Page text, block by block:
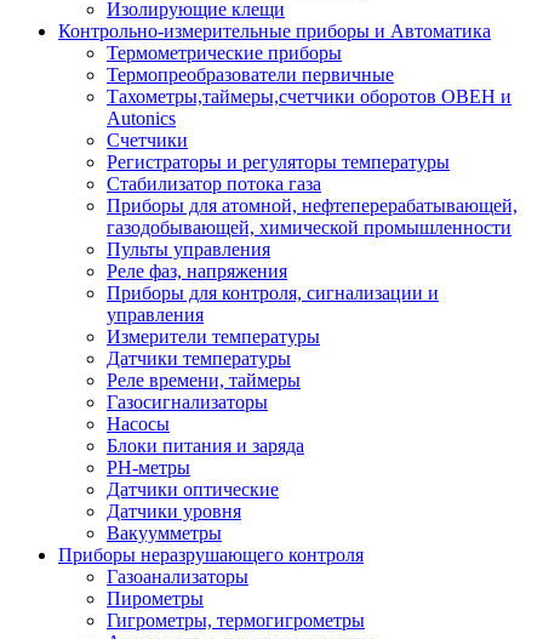
Изолирующие клещи
Контрольно-измерительные приборы и Автоматика
Термометрические приборы
Термопреобразователи первичные
Тахометры,таймеры,счетчики оборотов ОВЕН и
Autonics
Счетчики
Регистраторы и регуляторы температуры
Стабилизатор потока газа
Приборы для атомной, нефтеперерабатывающей,
газодобывающей, химической промышленности
Пульты управления
Реле фаз, напряжения
Приборы для контроля, сигнализации и
управления
Измерители температуры
Датчики температуры
Реле времени, таймеры
Газосигнализаторы
Насосы
Блоки питания и заряда
PH-метры
Датчики оптические
Датчики уровня
Вакуумметры
Приборы неразрушающего контроля
Газоанализаторы
Пирометры
Гигрометры, термогигрометры